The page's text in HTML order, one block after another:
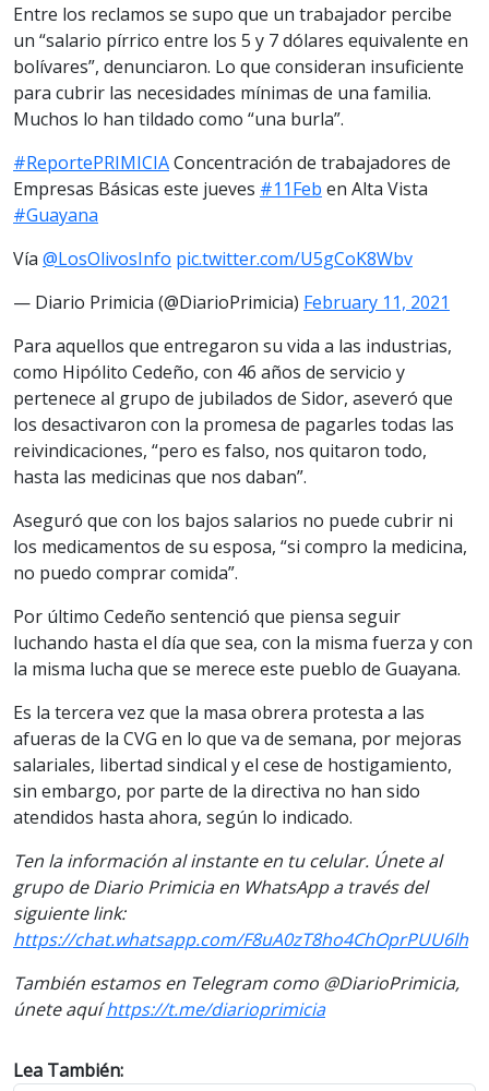
Entre los reclamos se supo que un trabajador percibe
un “salario pírrico entre los 5 y 7 dólares equivalente en
bolívares”, denunciaron. Lo que consideran insuficiente
para cubrir las necesidades mínimas de una familia.
Muchos lo han tildado como “una burla”.
#ReportePRIMICIAConcentración de trabajadores de
Empresas Básicas este jueves #11Feb en Alta Vista
#Guayana
Vía @LosOlivosInfo pic.twitter.com/U5gCoK8Wbv
— Diario Primicia (@DiarioPrimicia) February 11, 2021
Para aquellos que entregaron su vida a las industrias,
como Hipólito Cedeño, con 46 años de servicio y
pertenece al grupo de jubilados de Sidor, aseveró que
los desactivaron con la promesa de pagarles todas las
reivindicaciones, “pero es falso, nos quitaron todo,
hasta las medicinas que nos daban”.
Aseguró que con los bajos salarios no puede cubrir ni
los medicamentos de su esposa, “si compro la medicina,
no puedo comprar comida”.
Por último Cedeño sentenció que piensa seguir
luchando hasta el día que sea, con la misma fuerza y con
la misma lucha que se merece este pueblo de Guayana.
Es la tercera vez que la masa obrera protesta a las
afueras de la CVG en lo que va de semana, por mejoras
salariales, libertad sindical y el cese de hostigamiento,
sin embargo, por parte de la directiva no han sido
atendidos hasta ahora, según lo indicado.
Ten la información al instante en tu celular. Únete al
grupo de Diario Primicia en WhatsApp a través del
siguiente link:
https://chat.whatsapp.com/F8uA0zT8ho4ChOprPUU6lh
También estamos en Telegram como @DiarioPrimicia,
únete aquíhttps://t.me/diarioprimicia
Lea También: